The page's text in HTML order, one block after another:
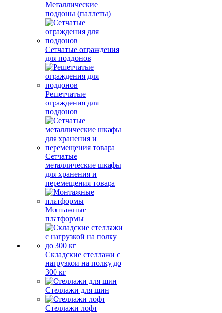
Металлические
поддоны (паллеты)
Сетчатые ограждения
для поддонов
Решетчатые
ограждения для
поддонов
Сетчатые
металлические шкафы
для хранения и
перемещения товара
Монтажные
платформы
Складские стеллажи с
нагрузкой на полку до
300 кг
Стеллажи для шин
Стеллажи лофт